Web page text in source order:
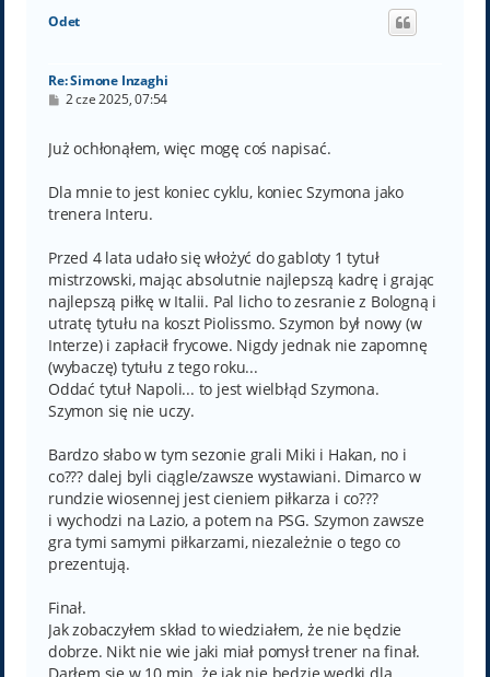
Odet
Re: Simone Inzaghi
P
t
2 cze 2025, 07:54
Już ochłonąłem, więc mogę coś napisać.
Dla mnie to jest koniec cyklu, koniec Szymona jako
trenera Interu.
Przed 4 lata udało się włożyć do gabloty 1 tytuł
mistrzowski, mając absolutnie najlepszą kadrę i grając
najlepszą piłkę w Italii. Pal licho to zesranie z Bologną i
utratę tytułu na koszt Piolissmo. Szymon był nowy (w
Interze) i zapłacił frycowe. Nigdy jednak nie zapomnę
(wybaczę) tytułu z tego roku...
Oddać tytuł Napoli... to jest wielbłąd Szymona.
Szymon się nie uczy.
Bardzo słabo w tym sezonie grali Miki i Hakan, no i
co??? dalej byli ciągle/zawsze wystawiani. Dimarco w
rundzie wiosennej jest cieniem piłkarza i co???
i wychodzi na Lazio, a potem na PSG. Szymon zawsze
gra tymi samymi piłkarzami, niezależnie o tego co
prezentują.
Finał.
Jak zobaczyłem skład to wiedziałem, że nie będzie
dobrze. Nikt nie wie jaki miał pomysł trener na finał.
Darłem się w 10 min, że jak nie będzie wędki dla